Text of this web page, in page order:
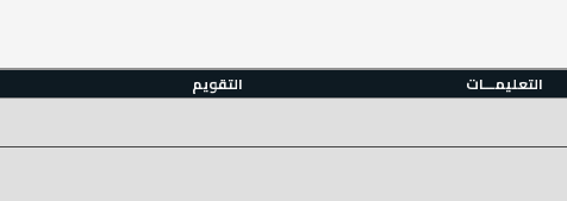
التعليمـــات التقويم